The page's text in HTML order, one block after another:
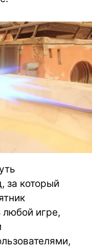
за который
игре,